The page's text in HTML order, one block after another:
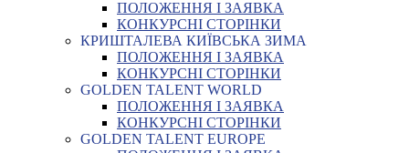
ПОЛОЖЕННЯ І ЗАЯВКА
КОНКУРСНІ СТОРІНКИ
КРИШТАЛЕВА КИЇВСЬКА ЗИМА
ПОЛОЖЕННЯ І ЗАЯВКА
КОНКУРСНІ СТОРІНКИ
GOLDEN TALENT WORLD
ПОЛОЖЕННЯ І ЗАЯВКА
КОНКУРСНІ СТОРІНКИ
GOLDEN TALENT EUROPE